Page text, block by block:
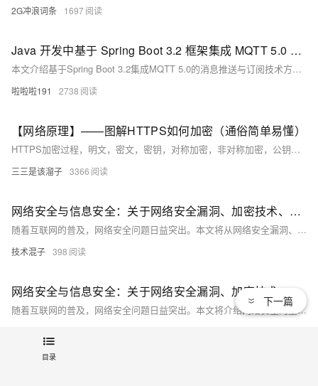
目录
2G冲浪词条 1697
Java 开发中基于 Spring Boot 3.2 框架集成 MQTT 5.0 协议实现消息推送与订阅功能的技术方案解析
本文介绍基于Spring Boot 3.2集成MQTT 5.0的消息推送与订阅技术方案，涵盖核心技术栈选型（Spring Boot、Eclipse Paho、HiveMQ）、项目搭建与配置、消息发布与订阅服务实现，以及在智能家居控制系统中的应用实例。同时，详细探讨了安全增强（TLS/SSL）、性能优化（异步处理与背压控制）、测试监控及生产环境部署方案，为构建高可用、高性能的消息通信系统提供全面指导。附资源下载链接：[https://pan.quark.cn/s/14fcf913bae6](https://pan.quark.cn/s/14fcf913bae6)。
啦啦啦191 2738
【网络原理】——图解HTTPS如何加密（通俗简单易懂）
HTTPS加密过程，明文，密文，密钥，对称加密，非对称加密，公钥和私钥，证书加密
三三是该溜子 3366
网络安全与信息安全：关于网络安全漏洞、加密技术、安全意识等方面的知识分享
随着互联网的普及，网络安全问题日益突出。本文将从网络安全漏洞、加密技术和安全意识三个方面进行探讨，旨在提高读者对网络安全的认识和防范能力。通过分析常见的网络安全漏洞，介绍加密技术的基本原理和应用，以及强调安全意识的重要性，帮助读者更好地保护自己的网络信息安全。
技术混子 398
随着互联网的普及，网络安全问题日益突出。本文将介绍网络安全的重要性，分析常见的网络安全漏洞及其危害，探讨加密技术在保障网络安全中的作用，并强调提高安全意识的必要性。通过本文的学习，读者将了解网络安全的基本概念和应对策略，提升个人和组织的网络安全防护能力。
下一篇